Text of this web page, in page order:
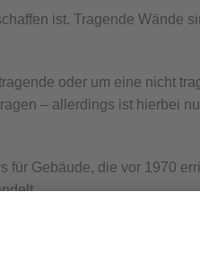
ist. Tragende Wände
oder um eine nicht
– allerdings ist hierbei
Gebäude, die vor 1970
Ein Statiker kann
hinzuzuziehen, ist